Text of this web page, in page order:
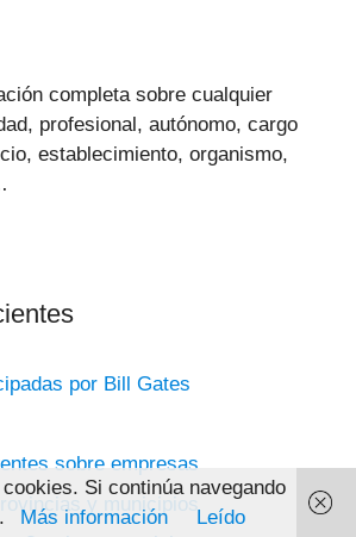
completa sobre cualquier
profesional, autónomo, cargo
establecimiento, organismo,
por Bill Gates
sobre empresas
y municipios
Si continúa navegando
Más información Leído